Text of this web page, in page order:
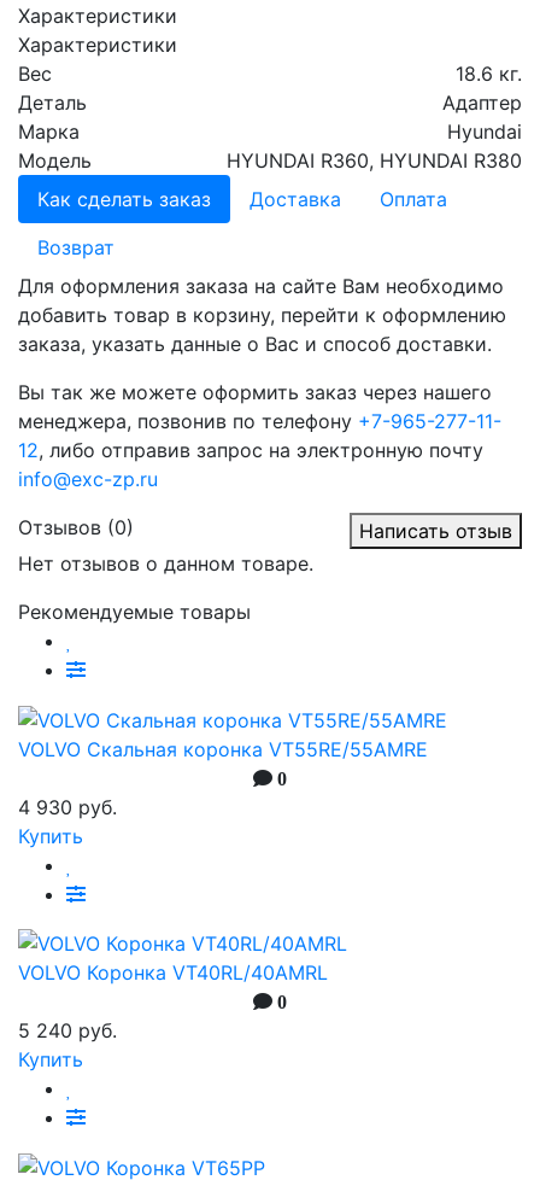
Характеристики
Характеристики
Вес
18.6 кг.
Деталь
Адаптер
Марка
Hyundai
Модель
HYUNDAI R360, HYUNDAI R380
Как сделать заказ
Доставка
Оплата
Возврат
Для оформления заказа на сайте Вам необходимо
добавить товар в корзину, перейти к оформлению
заказа, указать данные о Вас и способ доставки.
Вы так же можете оформить заказ через нашего
менеджера, позвонив по телефону +7-965-277-11-
12, либо отправив запрос на электронную почту
info@exc-zp.ru
Отзывов (0)
Написать отзыв
Нет отзывов о данном товаре.
Рекомендуемые товары
VOLVO Скальная коронка VT55RE/55AMRE
0
4 930 руб.
Купить
VOLVO Коронка VT40RL/40AMRL
0
5 240 руб.
Купить